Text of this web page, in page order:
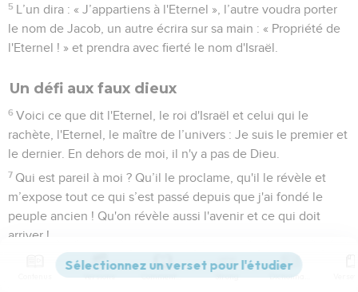
5 L’un dira : « J’appartiens à l'Eternel », l’autre voudra porter
le nom de Jacob, un autre écrira sur sa main : « Propriété de
l'Eternel ! » et prendra avec fierté le nom d'Israël.
Un défi aux faux dieux
6 Voici ce que dit l'Eternel, le roi d'Israël et celui qui le
rachète, l'Eternel, le maître de l’univers : Je suis le premier et
le dernier. En dehors de moi, il n'y a pas de Dieu.
7 Qui est pareil à moi ? Qu’il le proclame, qu'il le révèle et
m’expose tout ce qui s’est passé depuis que j'ai fondé le
peuple ancien ! Qu'on révèle aussi l'avenir et ce qui doit
arriver !
Ne tremblez pas, n’ayez pas peur ! Ne te l'ai-je pas depuis
longtemps annoncé et révélé ? Vous êtes mes témoins : y a-
Versions Commentaires Strong